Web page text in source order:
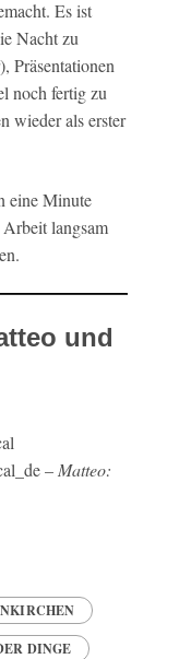
Es ist
Nacht zu
Präsentationen
noch fertig zu
wieder als erster
eine Minute
langsam
und
– Matteo:
DINGE